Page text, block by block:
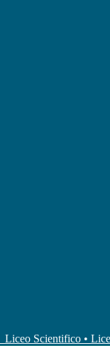
Liceo Scientifico •